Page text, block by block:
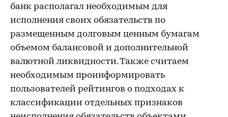
банк располагал необходимым для
исполнения своих обязательств по
размещенным долговым ценным бумагам
объемом балансовой и дополнительной
валютной ликвидности. Также считаем
необходимым проинформировать
пользователей рейтингов о подходах к
классификации отдельных признаков